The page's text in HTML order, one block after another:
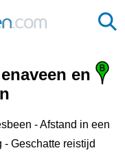
en
- Afstand in een
- Geschatte reistijd